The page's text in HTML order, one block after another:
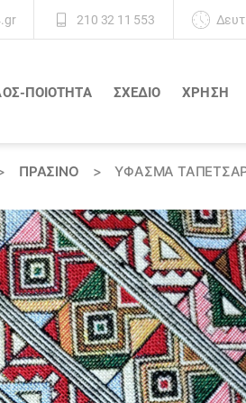
210 32 11 553
ΠΟΙΟΤΗΤΑ ΣΧΕΔΙΟ ΧΡΗΣΗ
ΠΡΑΣΙΝΟ > ΎΦΑΣΜΑ